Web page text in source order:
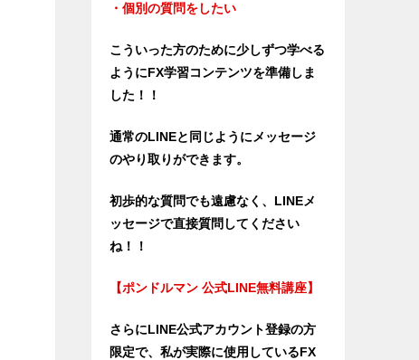
・個別の質問をしたい
こういった方のために少しずつ学べる
ようにFX学習コンテンツを準備しま
した！！
通常のLINEと同じようにメッセージ
のやり取りができます。
初歩的な質問でも遠慮なく、LINEメ
ッセージで直接質問してください
ね！！
【ポンドルマン 公式LINE無料講座】
さらにLINE公式アカウント登録の方
限定で、私が実際に使用しているFX